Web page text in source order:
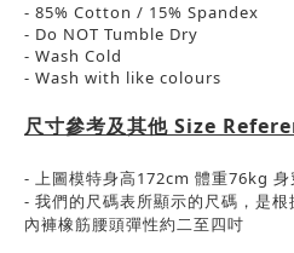
- 85% Cotton / 15% Spandex
- Do NOT Tumble Dry
- Wash Cold
- Wash with like colours
尺寸參考及其他 Size
- 上圖模特身高172cm 體重76kg 身
- 我們的尺碼表所顯示的尺碼，是
內褲橡筋腰頭彈性約二至四吋